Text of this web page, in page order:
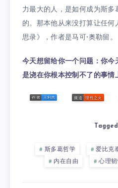
力最大的人，是如何成为斯
的。那本他从来没打算让任
思录》，作者是马可·奥勒留。
今天想留给你一个问题：你今
是浇在你根本控制不了的事情
斯多葛哲学 爱比克
内在自由
心理韧